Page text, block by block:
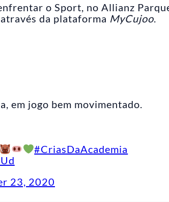
o Sport, no Allianz
da plataforma MyCujoo.
em jogo bem movimentado.
#CriasDaAcademia
23, 2020